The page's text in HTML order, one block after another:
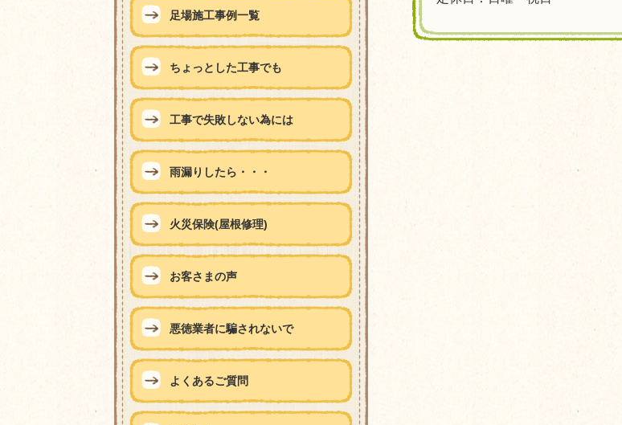
足場施工事例一覧
ちょっとした工事でも
工事で失敗しない為には
雨漏りしたら・・・
火災保険(屋根修理)
お客さまの声
悪徳業者に騙されないで
よくあるご質問